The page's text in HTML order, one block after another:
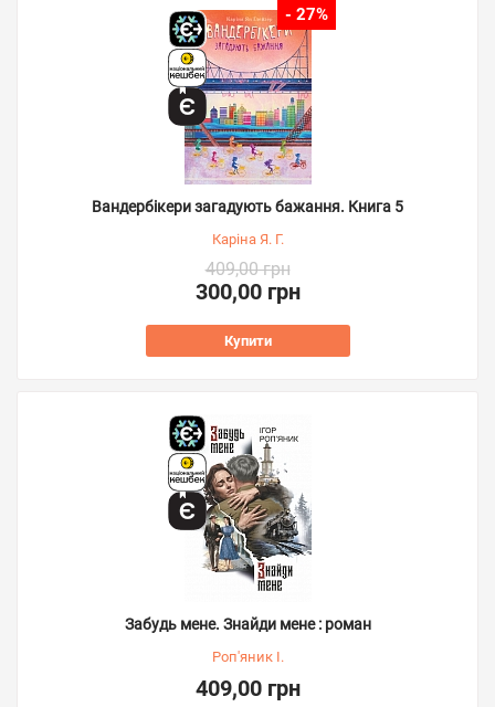
- 27%
Вандербікери загадують бажання. Книга 5
Каріна Я. Г.
409,00 грн
300,00 грн
Купити
Забудь мене. Знайди мене : роман
Роп'яник І.
409,00 грн